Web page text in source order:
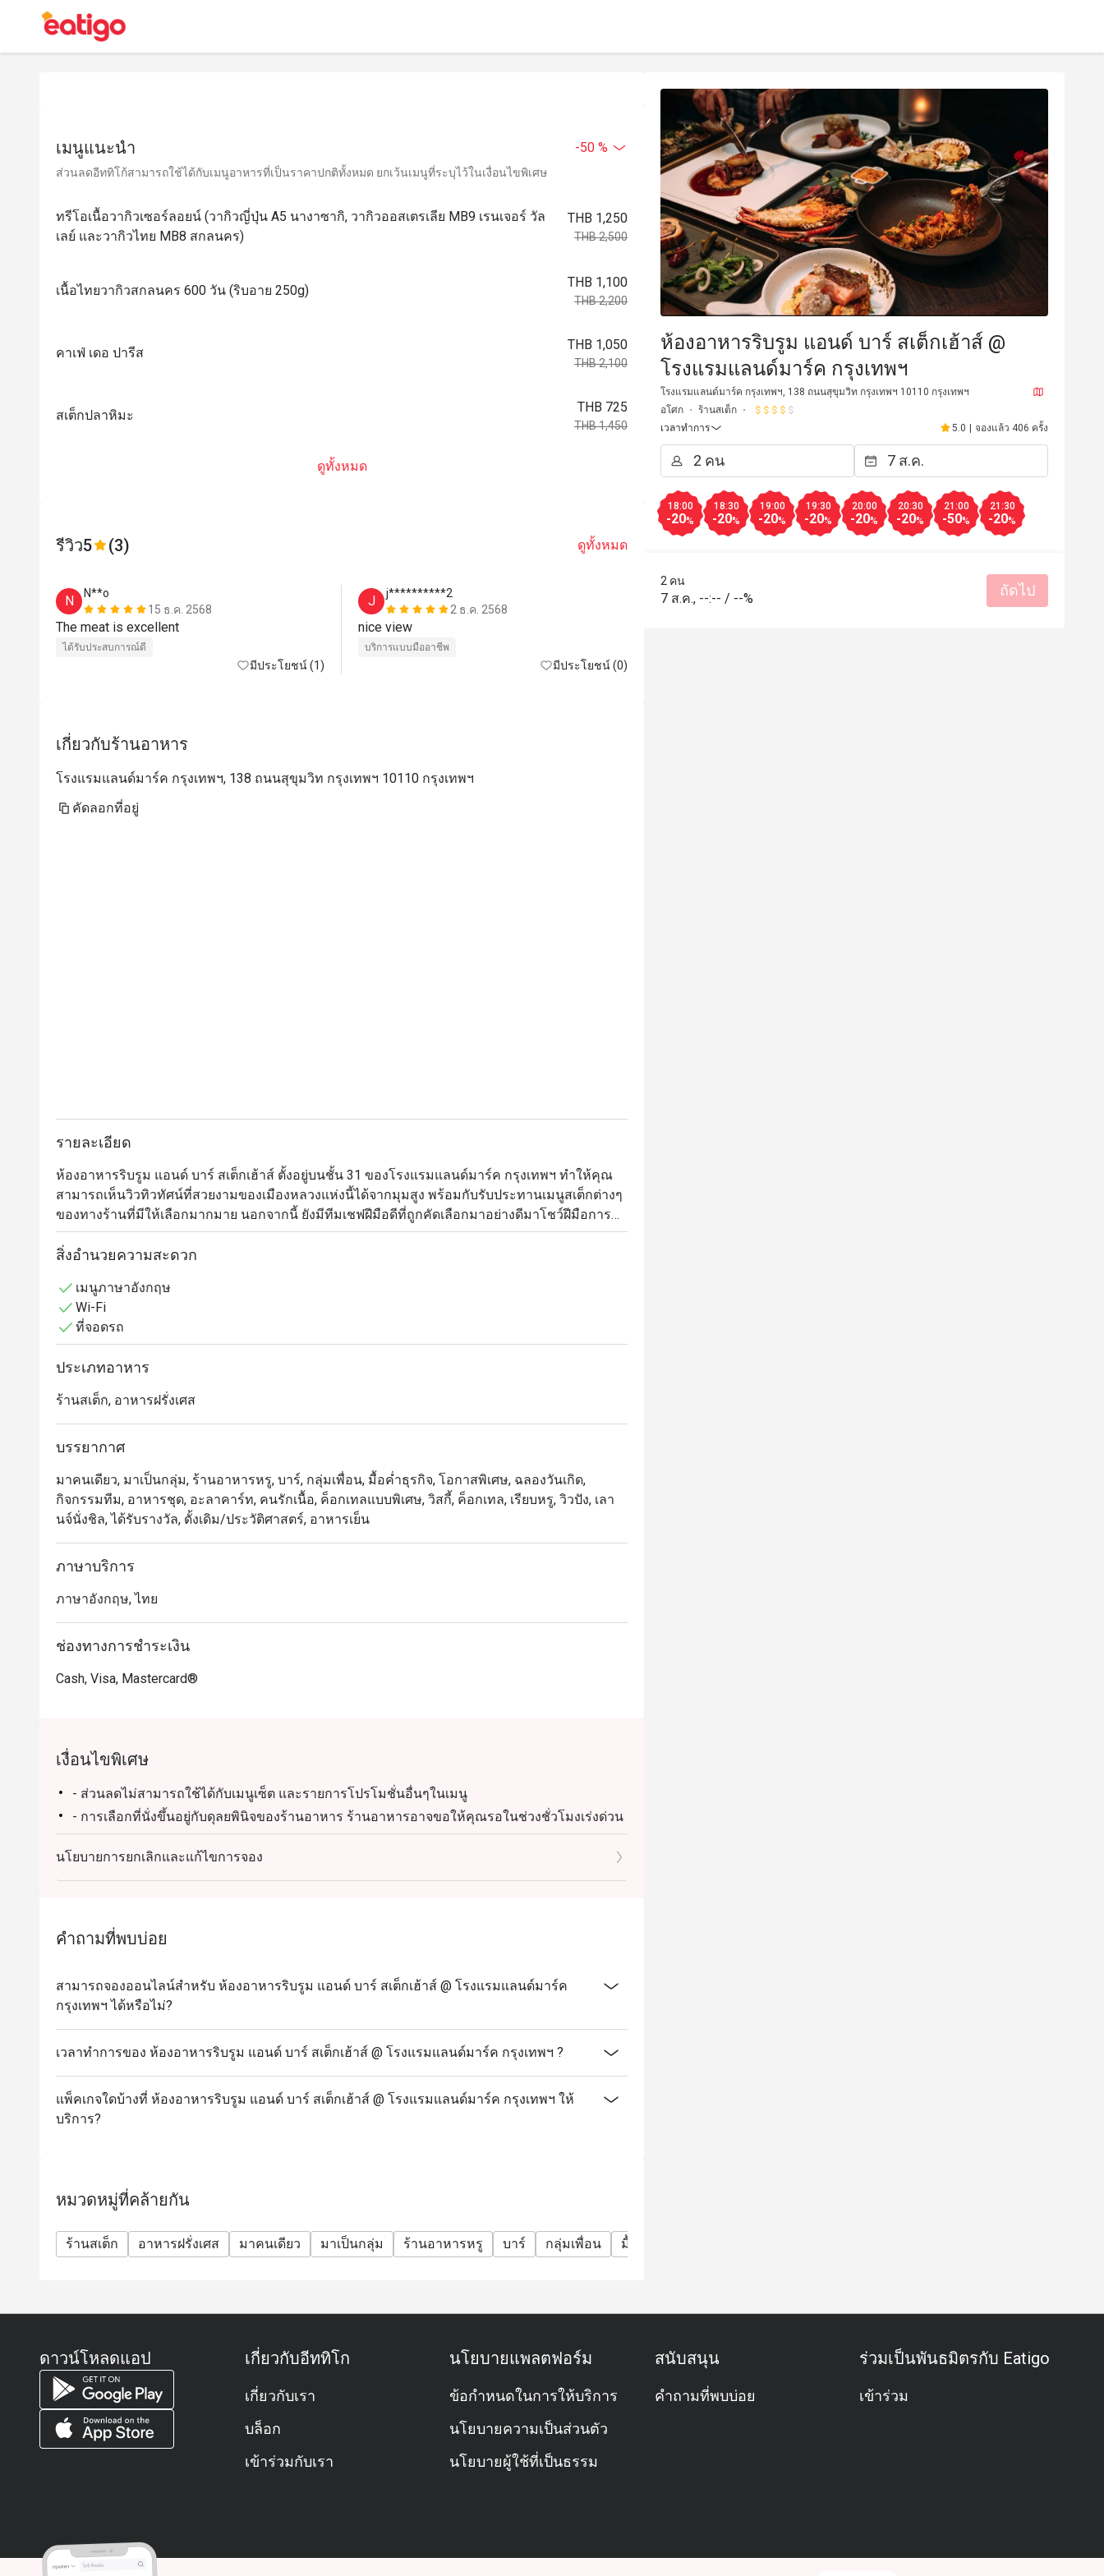
เมนูแนะนำ -50 %
ส่วนลดอีททิโก้สามารถใช้ได้กับเมนูอาหารที่เป็นราคาปกติทั้งหมด ยกเว้นเมนูที่ระบุไว้ในเงื่อนไขพิเศษ
ทรีโอเนื้อวากิวเซอร์ลอยน์ (วากิวญี่ปุ่น A5 นางาซากิ, วากิวออสเตรเลีย MB9 เรนเจอร์ วัล
เลย์ และวากิวไทย MB8 สกลนคร)
THB 1,250
THB 2,500
เนื้อไทยวากิวสกลนคร 600 วัน (ริบอาย 250g)
THB 1,100
THB 2,200
คาเฟ่ เดอ ปารีส
THB 1,050
THB 2,100
สเต็กปลาหิมะ
THB 725
THB 1,450
ดูทั้งหมด
รีวิว5 (3) ดูทั้งหมด
N
N**o
15 ธ.ค. 2568
The meat is excellent
ได้รับประสบการณ์ดี
มีประโยชน์ (1)
J
j**********2
2 ธ.ค. 2568
บริการแบบมืออาชีพ
มีประโยชน์ (0)
J
J*****E
เกี่ยวกับร้านอาหาร
โรงแรมแลนด์มาร์ค กรุงเทพฯ, 138 ถนนสุขุมวิท กรุงเทพฯ 10110 กรุงเทพฯ
คัดลอกที่อยู่
รายละเอียด
ห้องอาหารริบรูม แอนด์ บาร์ สเต็กเฮ้าส์ ตั้งอยู่บนชั้น 31 ของโรงแรมแลนด์มาร์ค กรุงเทพฯ ทำให้คุณ
สามารถเห็นวิวทิวทัศน์ที่สวยงามของเมืองหลวงแห่งนี้ได้จากมุมสูง พร้อมกับรับประทานเมนูสเต็กต่างๆ
ของทางร้านที่มีให้เลือกมากมาย นอกจากนี้ ยังมีทีมเชฟฝีมือดีที่ถูกคัดเลือกมาอย่างดีมาโชว์ฝีมือการ
ปรุงอาหารในครัวแบบเปิดโล่งกลางร้าน ซึ่งอาหารของทางร้านนั้นเป็นการผสมผสานความคลาสสิค
และร่วมสมัยเอาไว้ด้วยกันอย่างลงตัว ทำให้คุณได้เพลิดเพลินไปกับมื้ออาหารที่น่าจดจำไม่รู้ลืมเลยที
สิ่งอำนวยความสะดวก
เมนูภาษาอังกฤษ
Wi-Fi
ที่จอดรถ
ประเภทอาหาร
ร้านสเต็ก, อาหารฝรั่งเศส
บรรยากาศ
มาคนเดียว, มาเป็นกลุ่ม, ร้านอาหารหรู, บาร์, กลุ่มเพื่อน, มื้อค่ำธุรกิจ, โอกาสพิเศษ, ฉลองวันเกิด,
กิจกรรมทีม, อาหารชุด, อะลาคาร์ท, คนรักเนื้อ, ค็อกเทลแบบพิเศษ, วิสกี้, ค็อกเทล, เรียบหรู, วิวปัง, เลา
นจ์นั่งชิล, ได้รับรางวัล, ดั้งเดิม/ประวัติศาสตร์, อาหารเย็น
ภาษาบริการ
ภาษาอังกฤษ, ไทย
ช่องทางการชำระเงิน
Cash, Visa, Mastercard®
เงื่อนไขพิเศษ
- ส่วนลดไม่สามารถใช้ได้กับเมนูเซ็ต และรายการโปรโมชั่นอื่นๆในเมนู
- การเลือกที่นั่งขึ้นอยู่กับดุลยพินิจของร้านอาหาร ร้านอาหารอาจขอให้คุณรอในช่วงชั่วโมงเร่งด่วน
นโยบายการยกเลิกและแก้ไขการจอง
คำถามที่พบบ่อย
สามารถจองออนไลน์สำหรับ ห้องอาหารริบรูม แอนด์ บาร์ สเต็กเฮ้าส์ @ โรงแรมแลนด์มาร์ค
กรุงเทพฯ ได้หรือไม่?
เวลาทำการของ ห้องอาหารริบรูม แอนด์ บาร์ สเต็กเฮ้าส์ @ โรงแรมแลนด์มาร์ค กรุงเทพฯ ?
แพ็คเกจใดบ้างที่ ห้องอาหารริบรูม แอนด์ บาร์ สเต็กเฮ้าส์ @ โรงแรมแลนด์มาร์ค กรุงเทพฯ ให้
บริการ?
หมวดหมู่ที่คล้ายกัน
ร้านสเต็ก อาหารฝรั่งเศส มาคนเดียว มาเป็นกลุ่ม ร้านอาหารหรู บาร์ กลุ่มเพื่อน มื้อค่ำธุรกิจ
ห้องอาหารริบรูม แอนด์ บาร์ สเต็กเฮ้าส์ @
โรงแรมแลนด์มาร์ค กรุงเทพฯ
โรงแรมแลนด์มาร์ค กรุงเทพฯ, 138 ถนนสุขุมวิท กรุงเทพฯ 10110 กรุงเทพฯ
อโศก
ร้านสเต็ก
เวลาทำการ
5.0 | จองแล้ว 406 ครั้ง
18:00
-20%
18:30
-20%
19:00
-20%
19:30
-20%
20:00
-20%
20:30
-20%
21:00
-50%
21:30
-20%
2 คน
7 ส.ค., --:-- / --% ถัดไป
ดาวน์โหลดแอป เกี่ยวกับอีททิโก
เกี่ยวกับเรา
บล็อก
เข้าร่วมกับเรา
นโยบายแพลตฟอร์ม
ข้อกำหนดในการให้บริการ
นโยบายความเป็นส่วนตัว
นโยบายผู้ใช้ที่เป็นธรรม
สนับสนุน
คำถามที่พบบ่อย
ร่วมเป็นพันธมิตรกับ Eatigo
เข้าร่วม